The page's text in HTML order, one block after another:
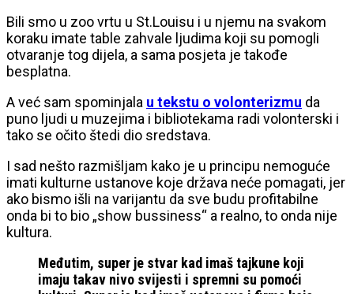
Bili smo u zoo vrtu u St.Louisu i u njemu na svakom
koraku imate table zahvale ljudima koji su pomogli
otvaranje tog dijela, a sama posjeta je takođe
besplatna.
A već sam spominjala u tekstu o volonterizmu da
puno ljudi u muzejima i bibliotekama radi volonterski i
tako se očito štedi dio sredstava.
I sad nešto razmišljam kako je u principu nemoguće
imati kulturne ustanove koje država neće pomagati, jer
ako bismo išli na varijantu da sve budu profitabilne
onda bi to bio „show bussiness“ a realno, to onda nije
kultura.
Međutim, super je stvar kad imaš tajkune koji
imaju takav nivo svijesti i spremni su pomoći